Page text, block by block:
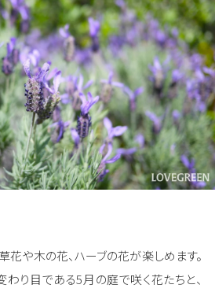
花や木の花、ハーブの花が楽しめます。
り目である5月の庭で咲く花たちと、